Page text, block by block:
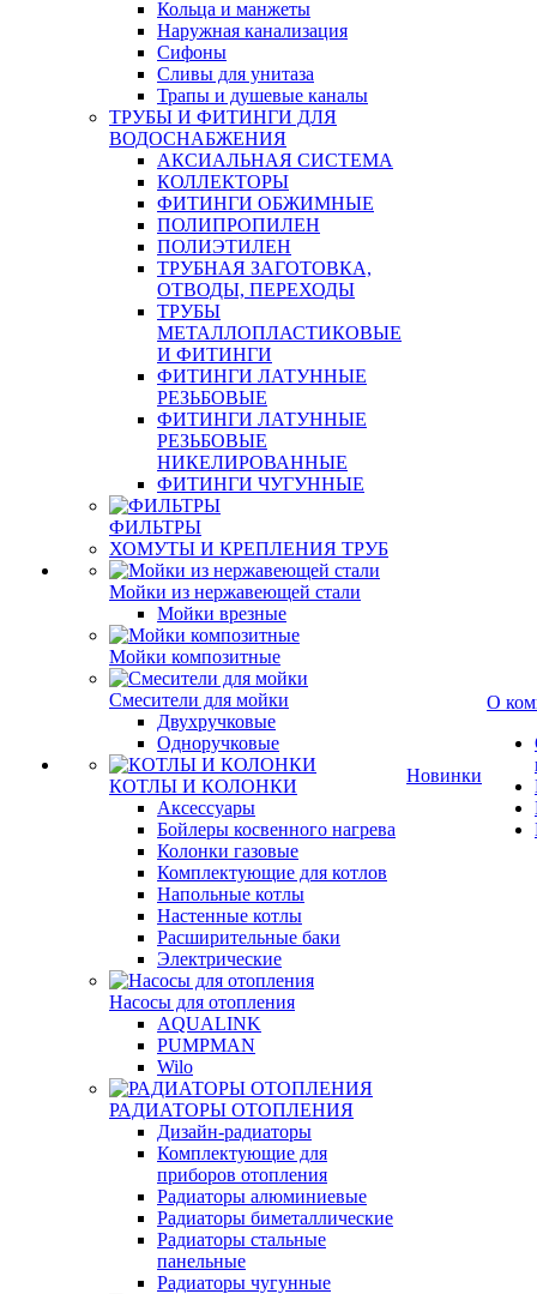
Кольца и манжеты
Наружная канализация
Сифоны
Сливы для унитаза
Трапы и душевые каналы
ТРУБЫ И ФИТИНГИ ДЛЯ
ВОДОСНАБЖЕНИЯ
АКСИАЛЬНАЯ СИСТЕМА
КОЛЛЕКТОРЫ
ФИТИНГИ ОБЖИМНЫЕ
ПОЛИПРОПИЛЕН
ПОЛИЭТИЛЕН
ТРУБНАЯ ЗАГОТОВКА,
ОТВОДЫ, ПЕРЕХОДЫ
ТРУБЫ
МЕТАЛЛОПЛАСТИКОВЫЕ
И ФИТИНГИ
ФИТИНГИ ЛАТУННЫЕ
РЕЗЬБОВЫЕ
ФИТИНГИ ЛАТУННЫЕ
РЕЗЬБОВЫЕ
НИКЕЛИРОВАННЫЕ
ФИТИНГИ ЧУГУННЫЕ
ФИЛЬТРЫ
ХОМУТЫ И КРЕПЛЕНИЯ ТРУБ
Мойки из нержавеющей стали
Мойки врезные
Мойки композитные
Смесители для мойки
Двухручковые
Одноручковые
КОТЛЫ И КОЛОНКИ
Аксессуары
Бойлеры косвенного нагрева
Колонки газовые
Комплектующие для котлов
Напольные котлы
Настенные котлы
Расширительные баки
Электрические
Насосы для отопления
AQUALINK
PUMPMAN
Wilo
РАДИАТОРЫ ОТОПЛЕНИЯ
Дизайн-радиаторы
Комплектующие для
приборов отопления
Радиаторы алюминиевые
Радиаторы биметаллические
Радиаторы стальные
панельные
Радиаторы чугунные
Новинки
О